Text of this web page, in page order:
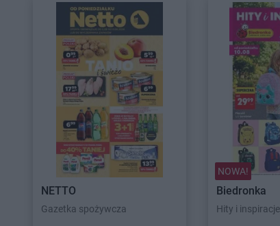
NETTO
Gazetka spożywcza
NOWA!
Biedronka
Hity i inspiracje